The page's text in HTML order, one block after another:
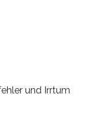
und Irrtum